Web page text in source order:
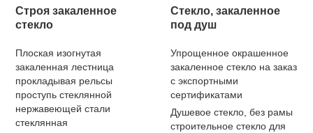
Строя закаленное
стекло
Плоская изогнутая
закаленная лестница
прокладывая рельсы
проступь стеклянной
нержавеющей стали
стеклянная
Стекло, закаленное
под душ
Упрощенное окрашенное
закаленное стекло на заказ
с экспортными
сертификатами
Душевое стекло, без рамы
строительное стекло для